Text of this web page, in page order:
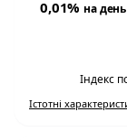
0,01% на день
Індекс
Істотні